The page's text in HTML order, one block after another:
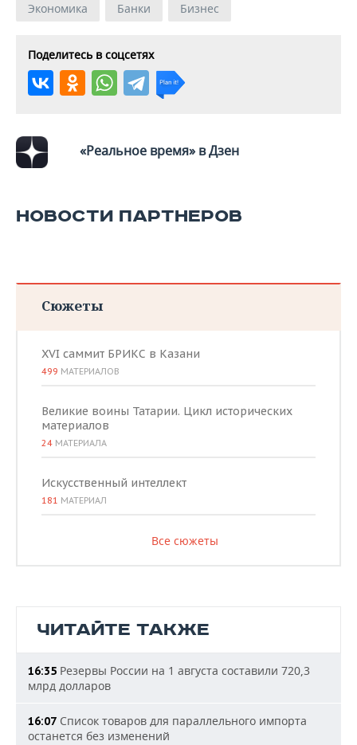
Экономика Банки Бизнес
Поделитесь в соцсетях
«Реальное время» в Дзен
НОВОСТИ ПАРТНЕРОВ
Сюжеты
XVI саммит БРИКС в Казани
499 МАТЕРИАЛОВ
Великие воины Татарии. Цикл исторических
материалов
24 МАТЕРИАЛА
Искусственный интеллект
181 МАТЕРИАЛ
Все сюжеты
ЧИТАЙТЕ ТАКЖЕ
16:35 Резервы России на 1 августа составили 720,3
млрд долларов
16:07 Список товаров для параллельного импорта
останется без изменений